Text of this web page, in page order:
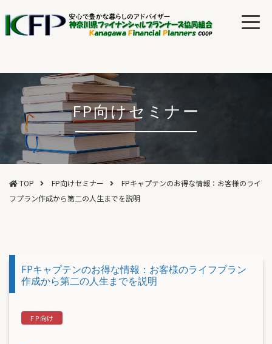
FP向けセミナー
TOP FP向けセミナー
FPキャプテンのお得な情報：お客様のライ
フプラン作成から第二の人生までを説明
FPキャプテンのお得な情報：お客様のライフプラン
作成から第二の人生までを説明